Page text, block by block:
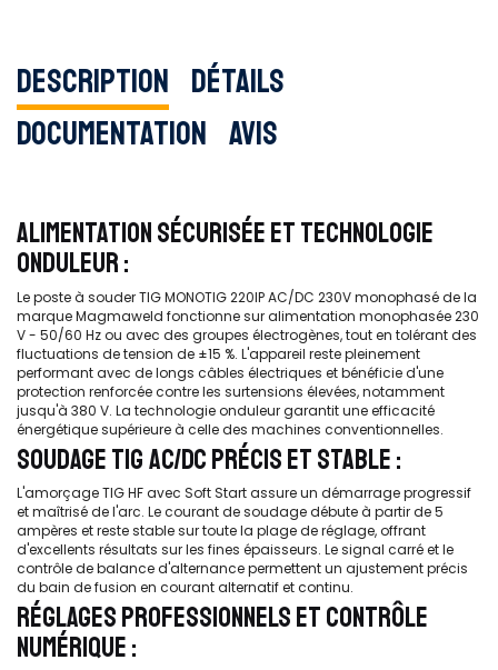
Description Détails
Documentation Avis
ALIMENTATION SÉCURISÉE ET TECHNOLOGIE
ONDULEUR :
Le poste à souder TIG MONOTIG 220IP AC/DC 230V monophasé de la
marque Magmaweld fonctionne sur alimentation monophasée 230
V - 50/60 Hz ou avec des groupes électrogènes, tout en tolérant des
fluctuations de tension de ±15 %. L'appareil reste pleinement
performant avec de longs câbles électriques et bénéficie d'une
protection renforcée contre les surtensions élevées, notamment
jusqu'à 380 V. La technologie onduleur garantit une efficacité
énergétique supérieure à celle des machines conventionnelles.
SOUDAGE TIG AC/DC PRÉCIS ET STABLE :
L'amorçage TIG HF avec Soft Start assure un démarrage progressif
et maîtrisé de l'arc. Le courant de soudage débute à partir de 5
ampères et reste stable sur toute la plage de réglage, offrant
d'excellents résultats sur les fines épaisseurs. Le signal carré et le
contrôle de balance d'alternance permettent un ajustement précis
du bain de fusion en courant alternatif et continu.
RÉGLAGES PROFESSIONNELS ET CONTRÔLE
NUMÉRIQUE :